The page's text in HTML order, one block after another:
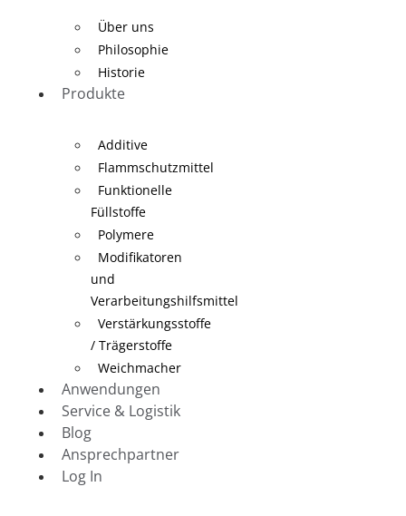
Über uns
Philosophie
Historie
Produkte
Additive
Flammschutzmittel
Funktionelle
Füllstoffe
Polymere
Modifikatoren
und
Verarbeitungshilfsmittel
Verstärkungsstoffe
/ Trägerstoffe
Weichmacher
Anwendungen
Service & Logistik
Blog
Ansprechpartner
Log In